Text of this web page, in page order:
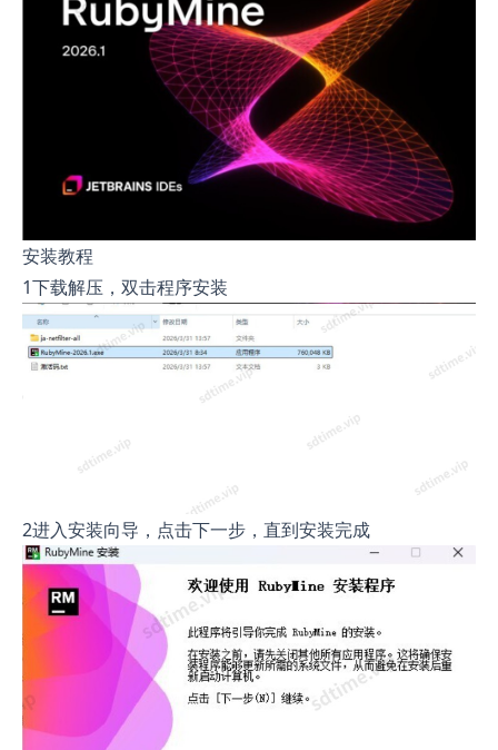
安装教程
1下载解压，双击程序安装
2进入安装向导，点击下一步，直到安装完成